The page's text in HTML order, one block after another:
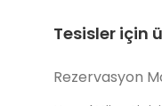
Tesisler için
Rezervasyon